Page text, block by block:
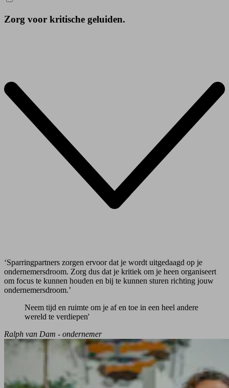
Zorg voor kritische geluiden.
‘Sparringpartners zorgen ervoor dat je wordt uitgedaagd op je
ondernemersdroom. Zorg dus dat je kritiek om je heen organiseert
om focus te kunnen houden en bij te kunnen sturen richting jouw
ondernemersdroom.’
Neem tijd en ruimte om je af en toe in een heel andere
wereld te verdiepen'
Ralph van Dam - ondernemer